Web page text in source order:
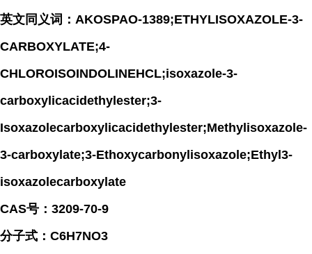
英文同义词：AKOSPAO-1389;ETHYLISOXAZOLE-3-
CARBOXYLATE;4-
CHLOROISOINDOLINEHCL;isoxazole-3-
carboxylicacidethylester;3-
Isoxazolecarboxylicacidethylester;Methylisoxazole-
3-carboxylate;3-Ethoxycarbonylisoxazole;Ethyl3-
isoxazolecarboxylate
CAS号：3209-70-9
分子式：C6H7NO3